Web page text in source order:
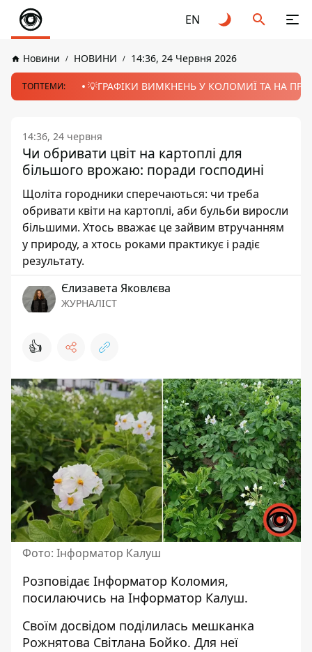
EN
Новини НОВИНИ 14:36, 24 Червня 2026
ТОПТЕМИ: 💡ГРАФІКИ ВИМКНЕНЬ У КОЛОМИЇ ТА НА
14:36, 24 червня
Чи обривати цвіт на картоплі для
більшого врожаю: поради господині
Щоліта городники сперечаються: чи треба
обривати квіти на картоплі, аби бульби виросли
більшими. Хтось вважає це зайвим втручанням
у природу, а хтось роками практикує і радіє
результату.
Єлизавета Яковлєва
ЖУРНАЛІСТ
👍
Фото: Інформатор Калуш
Розповідає Інформатор Коломия,
посилаючись на Інформатор Калуш.
Своїм досвідом поділилась мешканка
Рожнятова Світлана Бойко. Для неї